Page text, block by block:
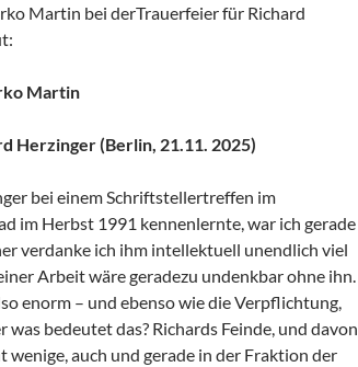
Martin bei derTrauerfeier für Richard
Martin
Herzinger (Berlin, 21.11. 2025)
bei einem Schriftstellertreffen im
im Herbst 1991 kennenlernte, war ich gerade
verdanke ich ihm intellektuell unendlich viel
Arbeit wäre geradezu undenkbar ohne ihn.
enorm – und ebenso wie die Verpflichtung,
was bedeutet das? Richards Feinde, und davon
wenige, auch und gerade in der Fraktion der